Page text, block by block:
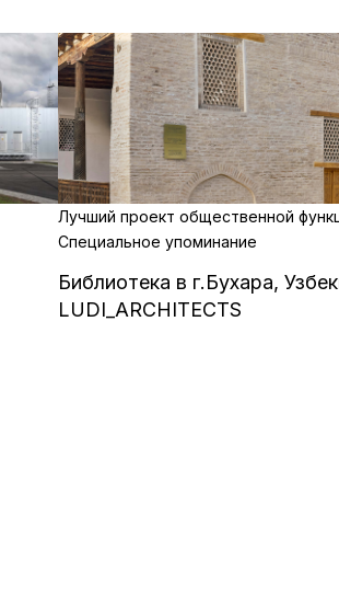
Лучший проект общественной
Специальное упоминание
Библиотека в г.Бухара,
LUDI_ARCHITECTS